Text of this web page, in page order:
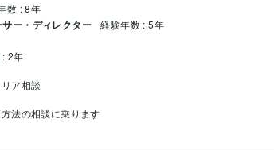
数 : 8年
ー・ディレクター 経験年数 : 5年
2年
ア相談
法の相談に乗ります